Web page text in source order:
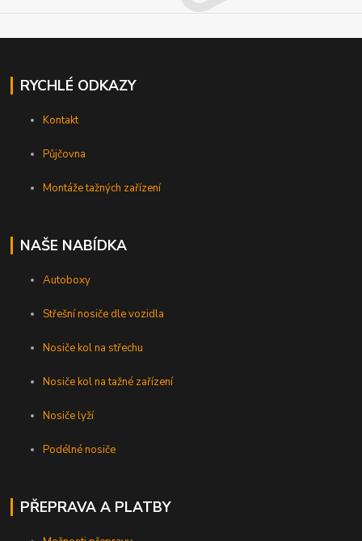
RYCHLÉ ODKAZY
Kontakt
Půjčovna
Montáže tažných zařízení
NAŠE NABÍDKA
Autoboxy
Střešní nosiče dle vozidla
Nosiče kol na střechu
Nosiče kol na tažné zařízení
Nosiče lyží
Podélné nosiče
PŘEPRAVA A PLATBY